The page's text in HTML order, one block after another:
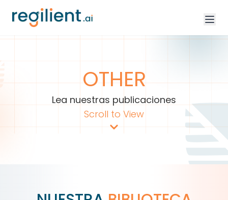
OTHER
Lea nuestras publicaciones
Scroll to View